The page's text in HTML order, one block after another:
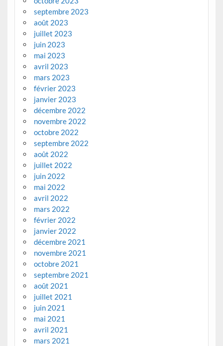
septembre 2023
août 2023
juillet 2023
juin 2023
mai 2023
avril 2023
mars 2023
février 2023
janvier 2023
décembre 2022
novembre 2022
octobre 2022
septembre 2022
août 2022
juillet 2022
juin 2022
mai 2022
avril 2022
mars 2022
février 2022
janvier 2022
décembre 2021
novembre 2021
octobre 2021
septembre 2021
août 2021
juillet 2021
juin 2021
mai 2021
avril 2021
mars 2021